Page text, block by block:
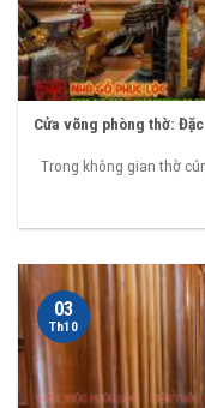
Cửa võng phòng thờ:
Trong không gian thờ
03
Th10